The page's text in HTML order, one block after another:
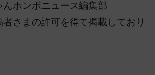
んホンポニュース編集部
さまの許可を得て掲載しており